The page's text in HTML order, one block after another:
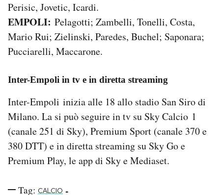
Perisic, Jovetic, Icardi.
EMPOLI: Pelagotti; Zambelli, Tonelli, Costa,
Mario Rui; Zielinski, Paredes, Buchel; Saponara;
Pucciarelli, Maccarone.
Inter-Empoli in tv e in diretta streaming
Inter-Empoli inizia alle 18 allo stadio San Siro di
Milano. La si può seguire in tv su Sky Calcio 1
(canale 251 di Sky), Premium Sport (canale 370 e
380 DTT) e in diretta streaming su Sky Go e
Premium Play, le app di Sky e Mediaset.
Tag: CALCIO -